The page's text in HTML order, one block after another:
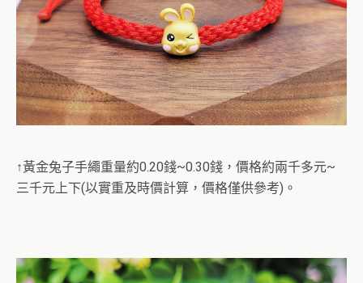
↑黃金兔子手繩重量約0.20錢~0.30錢，價格約兩千多元~
三千元上下(以實重及時價計算，價格僅供參考)。